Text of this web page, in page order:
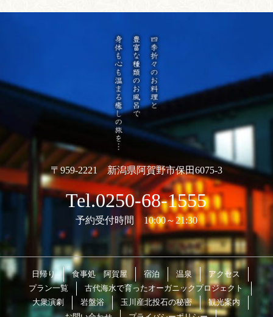
〒959-2221 新潟県阿賀野市保田6075-3
Tel.0250-68-1555
予約受付時間 10:00～21:30
日帰り 食事処 阿賀屋 宿泊 温泉
アクセス
プラン一覧
古代海水で育ったオーガニックプロジェクト
大衆演劇
岩盤浴 玉川産北投石の秘密
観光案内